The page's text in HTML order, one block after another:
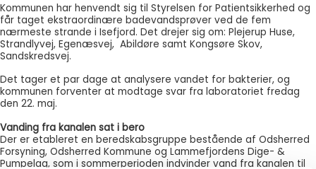
Kommunen har henvendt sig til Styrelsen for Patientsikkerhed og
får taget ekstraordinære badevandsprøver ved de fem
nærmeste strande i Isefjord. Det drejer sig om: Plejerup Huse,
Strandlyvej, Egenæsvej, Abildøre samt Kongsøre Skov,
Sandskredsvej.
Det tager et par dage at analysere vandet for bakterier, og
kommunen forventer at modtage svar fra laboratoriet fredag
den 22. maj.
Vanding fra kanalen sat i bero
Der er etableret en beredskabsgruppe bestående af Odsherred
Forsyning, Odsherred Kommune og Lammefjordens Dige- &
Pumpelag, som i sommerperioden indvinder vand fra kanalen til